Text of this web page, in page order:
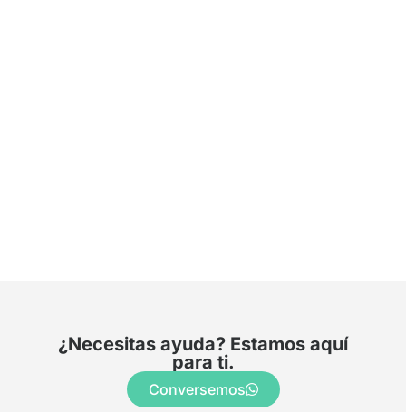
¿Necesitas ayuda? Estamos aquí
para ti.
Conversemos